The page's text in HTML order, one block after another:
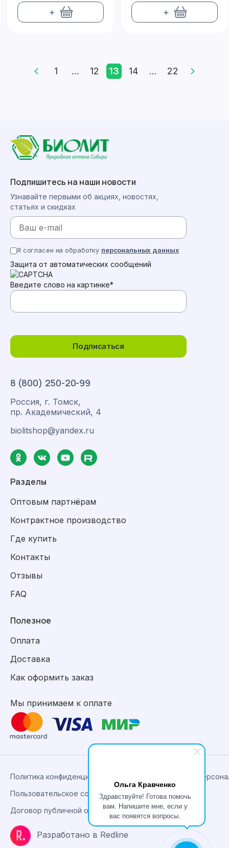
Ольга Кравченко
Здравствуйте! Готова помочь
вам. Напишите мне, если у
вас появятся вопросы.
+ +
1 ... 12 13 14 ... 22
8 (800) 250-20-99
Россия, г. Томск,
пр. Академический, 4
biolitshop@yandex.ru
Разделы
Оптовым партнёрам
Контрактное производство
Где купить
Контакты
Отзывы
FAQ
Полезное
Оплата
Доставка
Как оформить заказ
Мы принимаем к оплате
Подпишитесь на наши новости
Узнавайте первыми об акциях, новостях,
статьях и скидках
Подписаться
Я согласен на обработку персональных данных
Защита от автоматических сообщений
Введите слово на картинке*
Разработано в Redline
Политика конфиденциальности, сбора и обработки
Пользовательское соглашение
Договор публичной оферты